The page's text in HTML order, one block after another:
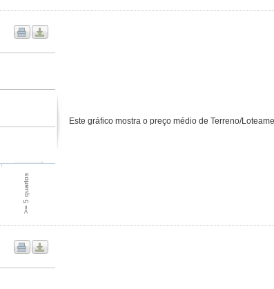
>= 5 quartos
Este gráfico mostra o preço médio de Terreno/